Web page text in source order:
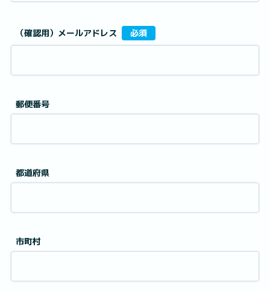
（確認用）メールアドレス 必須
郵便番号
都道府県
市町村